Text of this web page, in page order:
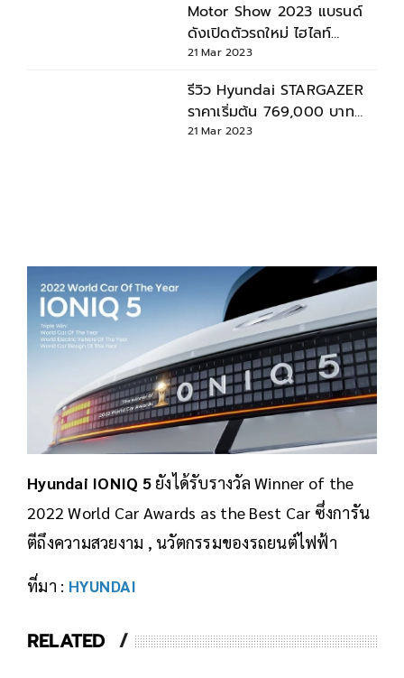
Motor Show 2023 แบรนด์
ดังเปิดตัวรถใหม่ ไฮไลท์
มอเตอร์โชว์ 2566
21 Mar 2023
รีวิว Hyundai STARGAZER
ราคาเริ่มต้น 769,000 บาท
เปิดตัวในงาน Motor Show
21 Mar 2023
Hyundai IONIQ 5ยังได้รับรางวัล Winner of the
2022 World Car Awards as the Best Car ซึ่งการัน
ตีถึงความสวยงาม ,​ นวัตกรรมของรถยนต์ไฟฟ้า
ที่มา : HYUNDAI
RELATED